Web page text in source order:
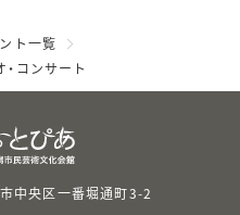
ト一覧
コンサート
中央区一番堀通町3-2